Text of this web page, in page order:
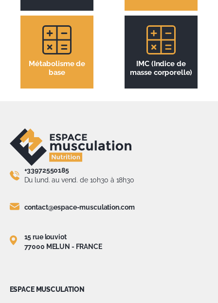
Métabolisme de
base
IMC (Indice de
masse corporelle)
+33972550185
Du lund. au vend. de 10h30 à 18h30
contact@espace-musculation.com
15 rue louviot
77000 MELUN - FRANCE
ESPACE MUSCULATION